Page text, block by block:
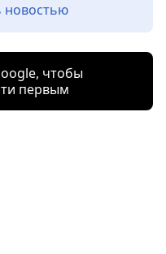
новостью
чтобы
первым